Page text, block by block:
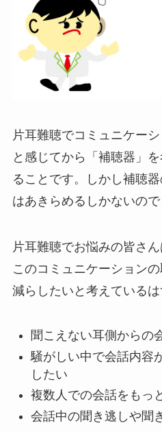
片耳難聴でコミュニケー
と感じてから「補聴器」
ることです。しかし補聴
はあきらめるしかないので
片耳難聴でお悩みの皆さ
このコミュニケーション
減らしたいと考えているは
聞こえない耳側からの
騒がしい中で会話内容
したい
複数人での会話をもっ
会話中の聞き逃しや聞